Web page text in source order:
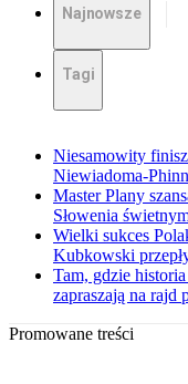
Najnowsze
Tagi
Niesamowity
Niewiadoma-
Master Plany
Słowenia
Wielki sukces
Kubkowski
Tam, gdzie
zapraszają na
Promowane treści